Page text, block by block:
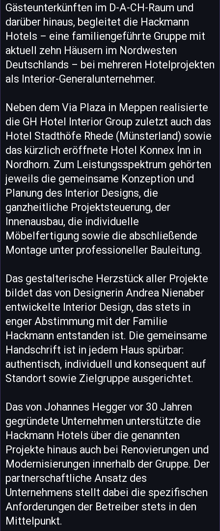
Gästeunterkünften im D-A-CH-Raum und
darüber hinaus, begleitet die Hackmann
Hotels – eine familiengeführte Gruppe mit
aktuell zehn Häusern im Nordwesten
Deutschlands – bei mehreren Hotelprojekten
als Interior-Generalunternehmer.
Neben dem Via Plaza in Meppen realisierte
die GH Hotel Interior Group zuletzt auch das
Hotel Stadthöfe Rhede (Münsterland) sowie
das kürzlich eröffnete Hotel Konnex Inn in
Nordhorn. Zum Leistungsspektrum gehörten
jeweils die gemeinsame Konzeption und
Planung des Interior Designs, die
ganzheitliche Projektsteuerung, der
Innenausbau, die individuelle
Möbelfertigung sowie die abschließende
Montage unter professioneller Bauleitung.
Das gestalterische Herzstück aller Projekte
bildet das von Designerin Andrea Nienaber
entwickelte Interior Design, das stets in
enger Abstimmung mit der Familie
Hackmann entstanden ist. Die gemeinsame
Handschrift ist in jedem Haus spürbar:
authentisch, individuell und konsequent auf
Standort sowie Zielgruppe ausgerichtet.
Das von Johannes Hegger vor 30 Jahren
gegründete Unternehmen unterstützte die
Hackmann Hotels über die genannten
Projekte hinaus auch bei Renovierungen und
Modernisierungen innerhalb der Gruppe. Der
partnerschaftliche Ansatz des
Unternehmens stellt dabei die spezifischen
Anforderungen der Betreiber stets in den
Mittelpunkt.